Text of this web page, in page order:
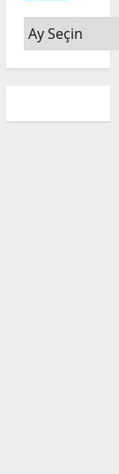
Arxiv